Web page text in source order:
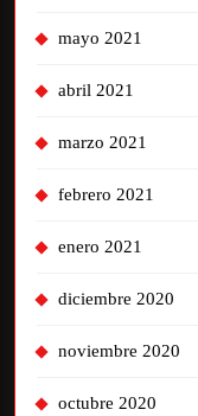
mayo 2021
abril 2021
marzo 2021
febrero 2021
enero 2021
diciembre 2020
noviembre 2020
octubre 2020